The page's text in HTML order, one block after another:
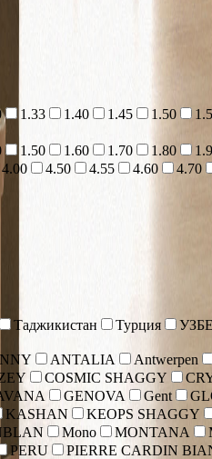
1.33 1.40 1.45 1.50
1.50 1.60 1.70 1.80
4.00 4.50 4.55 4.60 4.70
Таджикистан Турция
ANTALIA Antwerpen
COSMIC SHAGGY
GENOVA Gent
KASHAN KEOPS SHAGGY
Mono MONTANA
PERU PIERRE CARDIN